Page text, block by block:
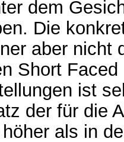
dem
Die
aber nicht
Short
ist
der für die
als in